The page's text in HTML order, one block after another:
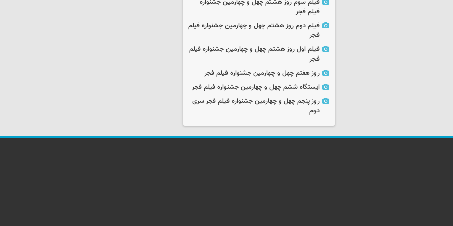
فیلم سوم روز هشتم چهل و چهارمین جشنواره
فیلم فجر
فیلم دوم روز هشتم چهل و چهارمین جشنواره فیلم
فجر
فیلم اول روز هشتم چهل و چهارمین جشنواره فیلم
فجر
روز هفتم چهل و چهارمین جشنواره فیلم فجر
ایستگاه ششم چهل و چهارمین جشنواره فیلم فجر
روز پنجم چهل و چهارمین جشنواره فیلم فجر سری
دوم